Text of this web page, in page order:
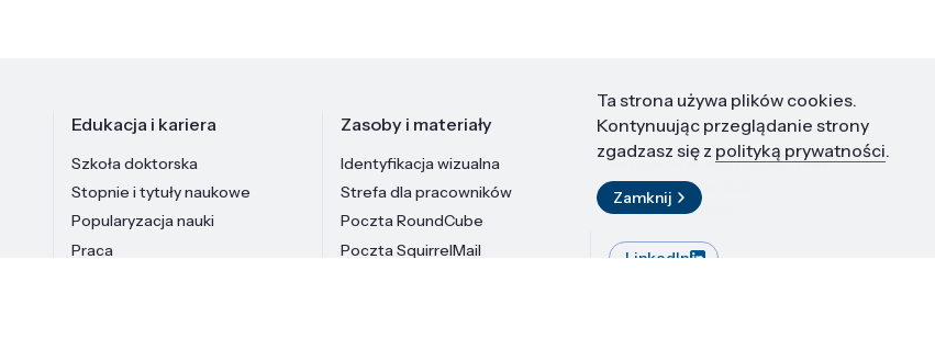
Edukacja i kariera
Szkoła doktorska
Stopnie i tytuły naukowe
Popularyzacja nauki
Praca
Zasoby i materiały
Identyfikacja wizualna
Strefa dla pracowników
Poczta RoundCube
Poczta SquirrelMail
Kontakt
Instytut Wysokich Ciśnień PAN
ul. Sokołowska 29/37
01-142 Warszawa
LinkedIn
Ta strona używa plików cookies.
Kontynuując przeglądanie strony
zgadzasz się z polityką prywatności.
Zamknij